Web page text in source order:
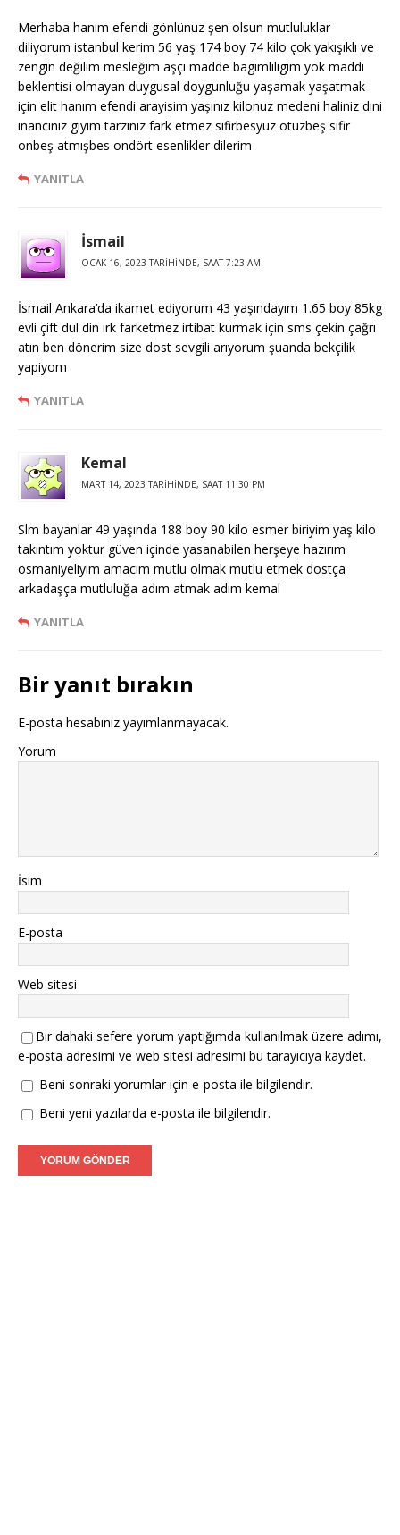
Merhaba hanım efendi gönlünuz şen olsun mutluluklar
diliyorum istanbul kerim 56 yaş 174 boy 74 kilo çok yakışıklı ve
zengin değilim mesleğim aşçı madde bagimliligim yok maddi
beklentisi olmayan duygusal doygunluğu yaşamak yaşatmak
için elit hanım efendi arayisim yaşınız kilonuz medeni haliniz dini
inancınız giyim tarzınız fark etmez sifirbesyuz otuzbeş sifir
onbeş atmışbes ondört esenlikler dilerim
YANITLA
İsmail
OCAK 16, 2023 TARIHINDE, SAAT 7:23 AM
İsmail Ankara’da ikamet ediyorum 43 yaşındayım 1.65 boy 85kg
evli çift dul din ırk farketmez irtibat kurmak için sms çekin çağrı
atın ben dönerim size dost sevgili arıyorum şuanda bekçilik
yapiyom
YANITLA
Kemal
MART 14, 2023 TARIHINDE, SAAT 11:30 PM
Slm bayanlar 49 yaşında 188 boy 90 kilo esmer biriyim yaş kilo
takıntım yoktur güven içinde yasanabilen herşeye hazırım
osmaniyeliyim amacım mutlu olmak mutlu etmek dostça
arkadaşça mutluluğa adım atmak adım kemal
YANITLA
Bir yanıt bırakın
E-posta hesabınız yayımlanmayacak.
Yorum
İsim
E-posta
Web sitesi
Bir dahaki sefere yorum yaptığımda kullanılmak üzere adımı,
e-posta adresimi ve web sitesi adresimi bu tarayıcıya kaydet.
Beni sonraki yorumlar için e-posta ile bilgilendir.
Beni yeni yazılarda e-posta ile bilgilendir.